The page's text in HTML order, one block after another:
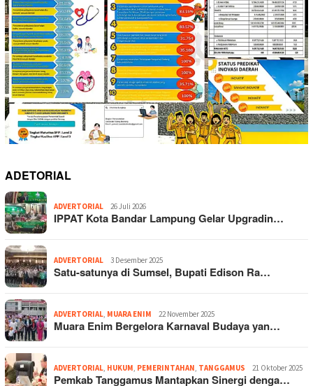
ADETORIAL
ADVERTORIAL 26 Juli 2026
IPPAT Kota Bandar Lampung Gelar Upgradin…
ADVERTORIAL 3 Desember 2025
Satu-satunya di Sumsel, Bupati Edison Ra…
ADVERTORIAL, MUARA ENIM 22 November 2025
Muara Enim Bergelora Karnaval Budaya yan…
ADVERTORIAL, HUKUM, PEMERINTAHAN, TANGGAMUS 21 Oktober 2025
Pemkab Tanggamus Mantapkan Sinergi denga…